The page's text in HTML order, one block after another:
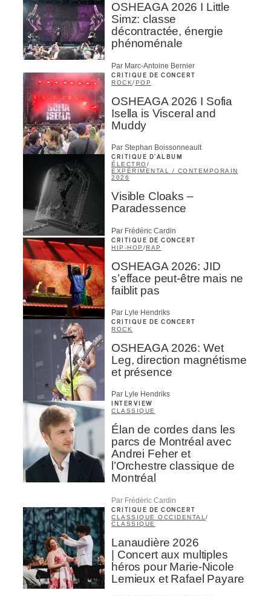
OSHEAGA 2026 I Little
Simz: classe
décontractée, énergie
phénoménale
Par Marc-Antoine Bernier
CRITIQUE DE CONCERT
ROCK/POP
OSHEAGA 2026 I Sofia
Isella is Visceral and
Muddy
Par Stephan Boissonneault
CRITIQUE D'ALBUM
ÉLECTRO/
EXPÉRIMENTAL / CONTEMPORAIN
2026
Visible Cloaks –
Paradessence
Par Frédéric Cardin
CRITIQUE DE CONCERT
HIP-HOP /RAP
OSHEAGA 2026: JID
s’efface peut-être mais ne
faiblit pas
Par Lyle Hendriks
CRITIQUE DE CONCERT
ROCK
OSHEAGA 2026: Wet
Leg, direction magnétisme
et présence
Par Lyle Hendriks
INTERVIEW
CLASSIQUE
Élan de cordes dans les
parcs de Montréal avec
Andrei Feher et
l’Orchestre classique de
Montréal
Par Frédéric Cardin
CRITIQUE DE CONCERT
CLASSIQUE OCCIDENTAL /
CLASSIQUE
Lanaudière 2026
| Concert aux multiples
héros pour Marie-Nicole
Lemieux et Rafael Payare